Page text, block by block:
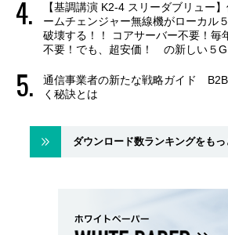
【基調講演 K2-4 スリーダブリュー
ームチェンジャー無線機がローカル
破壊する！！ コアサーバー不要！毎
不要！でも、超安価！ の新しい５
通信事業者の新たな戦略ガイド
く秘訣とは
ダウンロード数ランキングをもっ